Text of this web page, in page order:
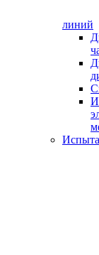
линий